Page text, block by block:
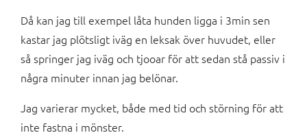
Då kan jag till exempel låta hunden ligga i 3min sen
kastar jag plötsligt iväg en leksak över huvudet, eller
så springer jag iväg och tjooar för att sedan stå passiv i
några minuter innan jag belönar.
Jag varierar mycket, både med tid och störning för att
inte fastna i mönster.